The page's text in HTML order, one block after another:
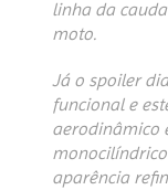
linha da
moto.
Já o spoiler
funcional e
aerodinâmico
monocilíndrico
aparência